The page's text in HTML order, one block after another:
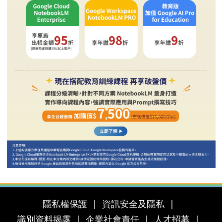
隱私權保護
資訊安全及隱私
識別資料揭露
企業社會責任 人才招募